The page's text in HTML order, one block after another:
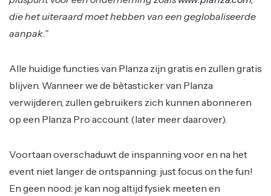
die het uiteraard moet hebben van een geglobaliseerde
aanpak.”
Alle huidige functies van Planza zijn gratis en zullen gratis
blijven. Wanneer we de bètasticker van Planza
verwijderen, zullen gebruikers zich kunnen abonneren
op een Planza Pro account (later meer daarover).
Voortaan overschaduwt de inspanning voor en na het
event niet langer de ontspanning: just focus on the fun!
En geen nood: je kan nog altijd fysiek meeten en